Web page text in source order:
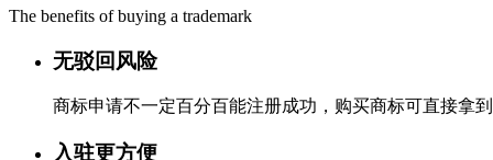
The benefits of buying a trademark
无驳回风险
商标申请不一定百分百能注册成功，购买商标可直接拿
入驻更方便